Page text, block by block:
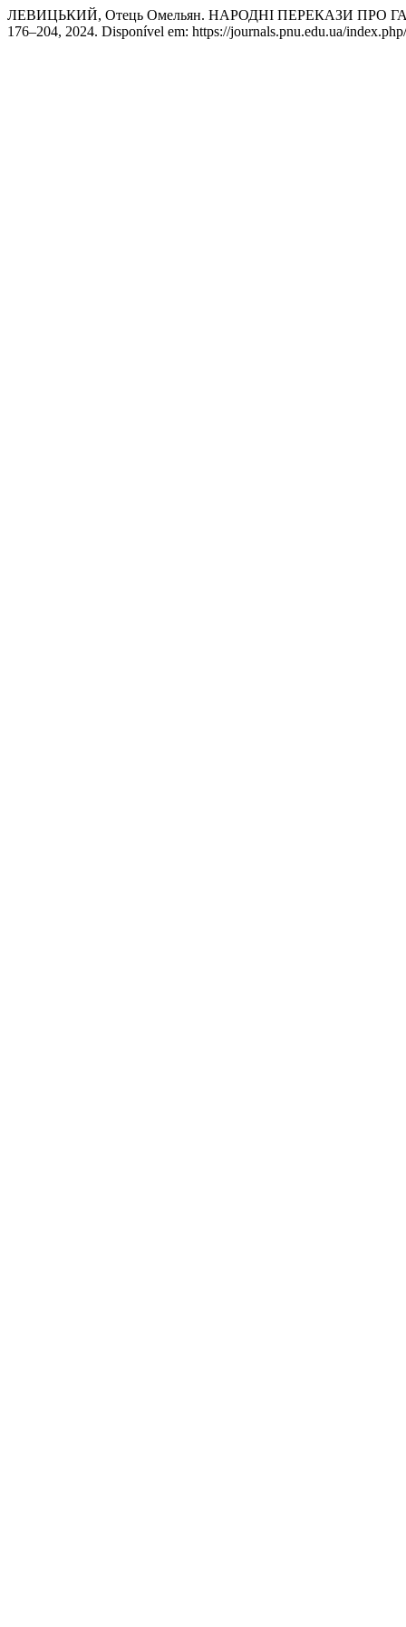
ЛЕВИЦЬКИЙ, Отець Омельян. НАРОДНІ ПЕРЕКАЗИ ПРО
176–204, 2024. Disponível em: https://journals.pnu.edu.ua/